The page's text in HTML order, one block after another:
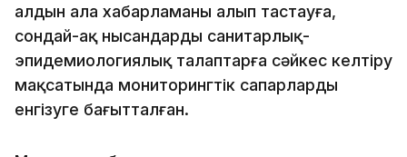
алдын ала хабарламаны алып тастауға,
сондай-ақ нысандарды санитарлық-
эпидемиологиялық талаптарға сәйкес келтіру
мақсатында мониторингтік сапарларды
енгізуге бағытталған.